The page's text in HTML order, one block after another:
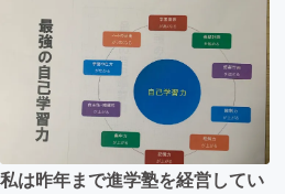
アート・写真
テクノロジー・ガジェット
映像・映画
私は昨年まで進学塾を経営してい